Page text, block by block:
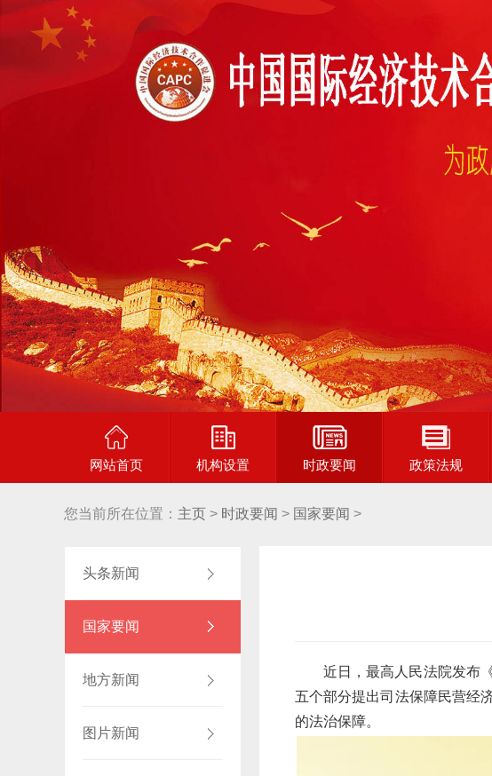
网站首页 机构设置 时政要闻 政策法规
您当前所在位置： 主页 > 时政要闻 > 国家要闻 >
头条新闻
国家要闻
地方新闻
图片新闻
近日，最高人民法院发布
五个部分提出司法保障民营经
的法治保障。